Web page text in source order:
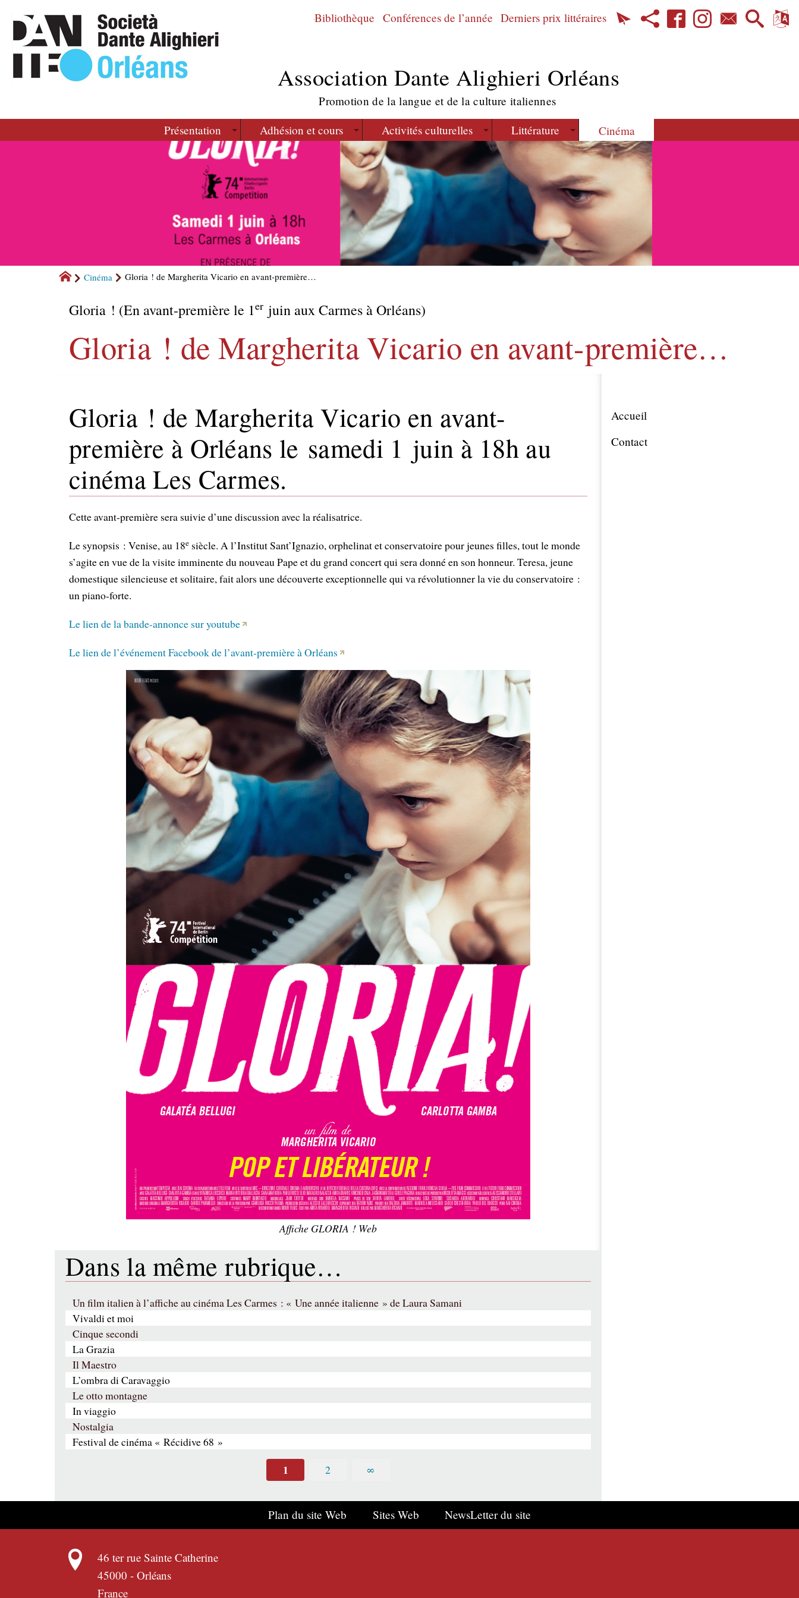
Bibliothèque Conférences de l’année Derniers prix littéraires
Association Dante Alighieri Orléans
Promotion de la langue et de la culture italiennes
Présentation
Adhésion et cours Activités culturelles Littérature Cinéma
Cinéma Gloria ! de Margherita Vicario en avant-première…
Gloria ! (En avant-première le 1er juin aux Carmes à Orléans)
Gloria ! de Margherita Vicario en avant-première…
Gloria ! de Margherita Vicario en avant-
première à Orléans le samedi 1 juin à 18h au
cinéma Les Carmes.
Cette avant-première sera suivie d’une discussion avec la réalisatrice.
Le synopsis : Venise, au 18e siècle. A l’Institut Sant’Ignazio, orphelinat et conservatoire pour jeunes filles, tout le monde
s’agite en vue de la visite imminente du nouveau Pape et du grand concert qui sera donné en son honneur. Teresa, jeune
domestique silencieuse et solitaire, fait alors une découverte exceptionnelle qui va révolutionner la vie du conservatoire :
un piano-forte.
Le lien de la bande-annonce sur youtube
Le lien de l’événement Facebook de l’avant-première à Orléans
Affiche GLORIA ! Web
Dans la même rubrique…
Un film italien à l’affiche au cinéma Les Carmes : « Une année italienne » de Laura Samani
Vivaldi et moi
Cinque secondi
La Grazia
Il Maestro
L’ombra di Caravaggio
Le otto montagne
In viaggio
Nostalgia
Festival de cinéma « Récidive 68 »
1 2 ∞
Accueil
Contact
Plan du site Web Sites Web NewsLetter du site
46 ter rue Sainte Catherine
45000-Orléans
France